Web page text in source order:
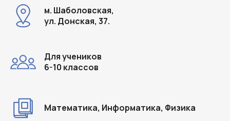
м. Шаболовская,
ул. Донская, 37.
Для учеников
6-10 классов
Математика, Информатика, Физика